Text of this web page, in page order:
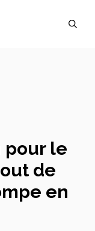
le
de
en